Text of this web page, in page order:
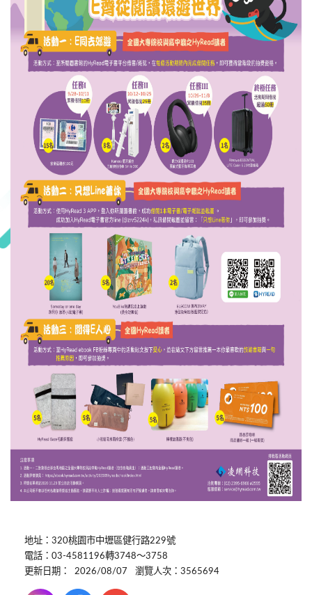
地址：320桃園市中壢區健行路229號
電話：03-4581196轉3748～3758
更新日期：
2026/08/07 瀏覽人次：3565694